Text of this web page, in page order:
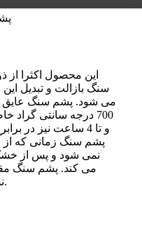
این محصول اکثرا از
سنگ بازالت و تبدیل
می‌ شود. پشم سنگ عایق
700 درجه سانتی
و تا 4 ساعت نیز در
پشم سنگ زمانی که
نمی‌ شود و پس از
می‌ کند. پشم سنگ
ندارد و می توان آن را با چاقو برید.